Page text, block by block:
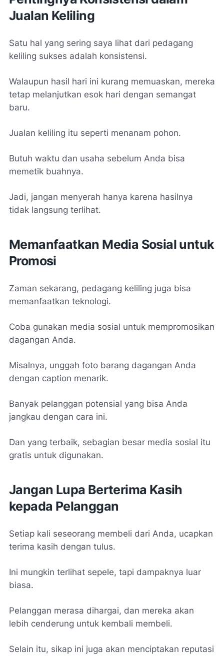
Jualan Keliling
Satu hal yang sering saya lihat dari pedagang
keliling sukses adalah konsistensi.
Walaupun hasil hari ini kurang memuaskan, mereka
tetap melanjutkan esok hari dengan semangat
baru.
Jualan keliling itu seperti menanam pohon.
Butuh waktu dan usaha sebelum Anda bisa
memetik buahnya.
Jadi, jangan menyerah hanya karena hasilnya
tidak langsung terlihat.
Memanfaatkan Media Sosial untuk
Promosi
Zaman sekarang, pedagang keliling juga bisa
memanfaatkan teknologi.
Coba gunakan media sosial untuk mempromosikan
dagangan Anda.
Misalnya, unggah foto barang dagangan Anda
dengan caption menarik.
Banyak pelanggan potensial yang bisa Anda
jangkau dengan cara ini.
Dan yang terbaik, sebagian besar media sosial itu
gratis untuk digunakan.
Jangan Lupa Berterima Kasih
kepada Pelanggan
Setiap kali seseorang membeli dari Anda, ucapkan
terima kasih dengan tulus.
Ini mungkin terlihat sepele, tapi dampaknya luar
biasa.
Pelanggan merasa dihargai, dan mereka akan
lebih cenderung untuk kembali membeli.
Selain itu, sikap ini juga akan menciptakan reputasi